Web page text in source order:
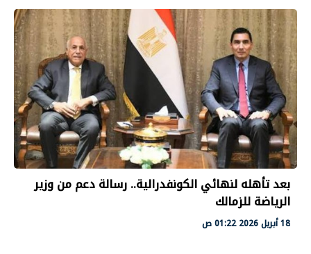
بعد تأهله لنهائي الكونفدرالية.. رسالة دعم من وزير
الرياضة للزمالك
18 أبريل 2026 01:22 ص